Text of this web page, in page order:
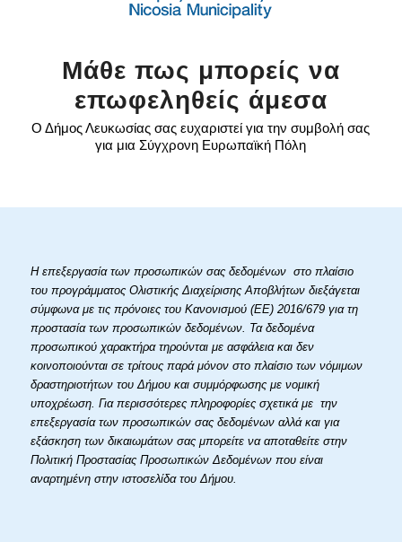
Μάθε πως μπορείς να
επωφεληθείς άμεσα
Ο Δήμος Λευκωσίας σας ευχαριστεί για την συμβολή σας
για μια Σύγχρονη Ευρωπαϊκή Πόλη
Η επεξεργασία των προσωπικών σας δεδομένων στο πλαίσιο
του προγράμματος Ολιστικής Διαχείρισης Αποβλήτων διεξάγεται
σύμφωνα με τις πρόνοιες του Κανονισμού (ΕΕ) 2016/679 για τη
προστασία των προσωπικών δεδομένων. Τα δεδομένα
προσωπικού χαρακτήρα τηρούνται με ασφάλεια και δεν
κοινοποιούνται σε τρίτους παρά μόνον στο πλαίσιο των νόμιμων
δραστηριοτήτων του Δήμου και συμμόρφωσης με νομική
υποχρέωση. Για περισσότερες πληροφορίες σχετικά με την
επεξεργασία των προσωπικών σας δεδομένων αλλά και για
εξάσκηση των δικαιωμάτων σας μπορείτε να αποταθείτε στην
Πολιτική Προστασίας Προσωπικών Δεδομένων που είναι
αναρτημένη στην ιστοσελίδα του Δήμου.